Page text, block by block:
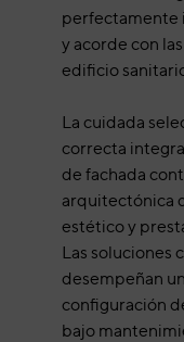
perfectamente
y acorde con
edificio
La cuidada
correcta
de fachada
arquitectónica
estético y
Las soluciones
desempeñan
configuración
bajo